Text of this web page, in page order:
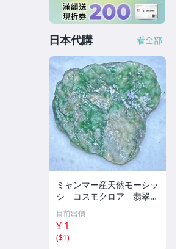
日本代購 看全部
ミャンマー産天然モーシッ
シ コスモクロア 翡翠輝
石 原石20.16g^ ^激レア
石^ ^
目前出價
¥ 1
($1)